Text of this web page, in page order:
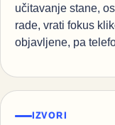
učitavanje stane,
rade, vrati fokus
objavljene, pa
IZVORI